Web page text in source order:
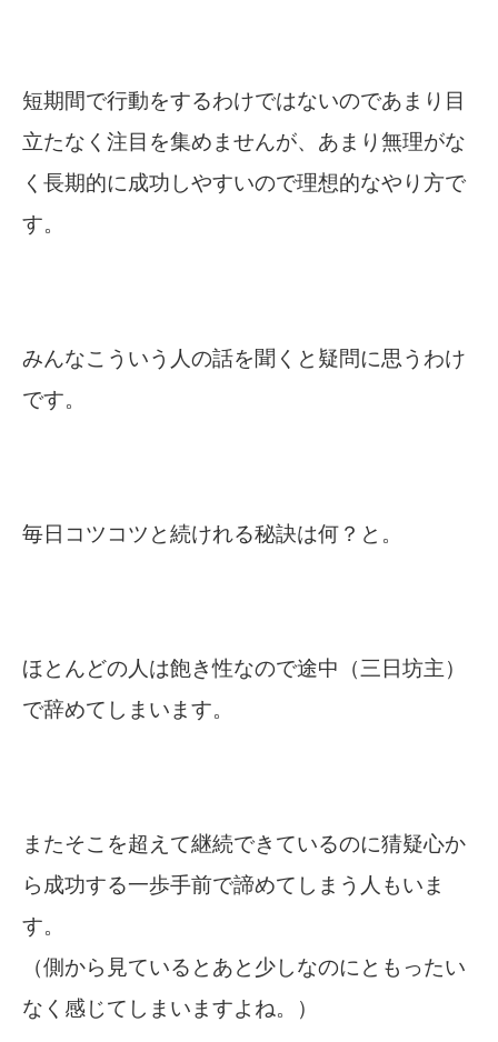
短期間で行動をするわけではないのであまり目
立たなく注目を集めませんが、あまり無理がな
く長期的に成功しやすいので理想的なやり方で
す。
みんなこういう人の話を聞くと疑問に思うわけ
です。
毎日コツコツと続けれる秘訣は何？と。
ほとんどの人は飽き性なので途中（三日坊主）
で辞めてしまいます。
またそこを超えて継続できているのに猜疑心か
ら成功する一歩手前で諦めてしまう人もいま
す。
（側から見ているとあと少しなのにともったい
なく感じてしまいますよね。）